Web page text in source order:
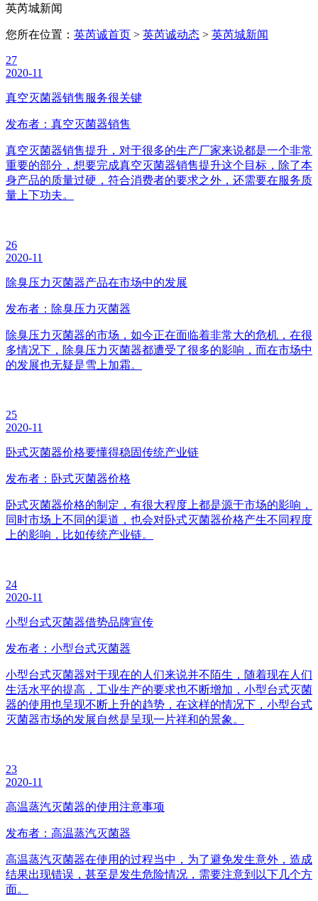
英芮城新闻
您所在位置： 英芮诚首页 > 英芮诚动态 > 英芮城新闻
27
2020-11
真空灭菌器销售服务很关键
发布者：真空灭菌器销售
真空灭菌器销售提升，对于很多的生产厂家来说都是一个非常
重要的部分，想要完成真空灭菌器销售提升这个目标，除了本
身产品的质量过硬，符合消费者的要求之外，还需要在服务质
量上下功夫。
26
2020-11
除臭压力灭菌器产品在市场中的发展
发布者：除臭压力灭菌器
除臭压力灭菌器的市场，如今正在面临着非常大的危机，在很
多情况下，除臭压力灭菌器都遭受了很多的影响，而在市场中
的发展也无疑是雪上加霜。
25
2020-11
卧式灭菌器价格要懂得稳固传统产业链
发布者：卧式灭菌器价格
卧式灭菌器价格的制定，有很大程度上都是源于市场的影响，
同时市场上不同的渠道，也会对卧式灭菌器价格产生不同程度
上的影响，比如传统产业链。
24
2020-11
小型台式灭菌器借势品牌宣传
发布者：小型台式灭菌器
小型台式灭菌器对于现在的人们来说并不陌生，随着现在人们
生活水平的提高，工业生产的要求也不断增加，小型台式灭菌
器的使用也呈现不断上升的趋势，在这样的情况下，小型台式
灭菌器市场的发展自然是呈现一片祥和的景象。
23
2020-11
高温蒸汽灭菌器的使用注意事项
发布者：高温蒸汽灭菌器
高温蒸汽灭菌器在使用的过程当中，为了避免发生意外，造成
结果出现错误，甚至是发生危险情况，需要注意到以下几个方
面。